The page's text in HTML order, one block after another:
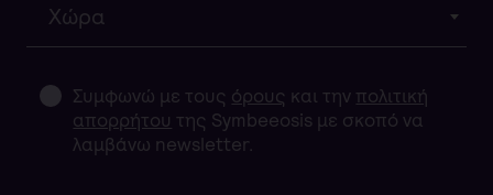
Χώρα
Συμφωνώ με τους όρους και την πολιτική
απορρήτου της Symbeeosis με σκοπό να
λαμβάνω newsletter.